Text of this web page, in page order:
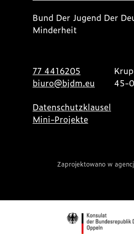
Bund Der Jugend Der
Minderheit
77 4416205
biuro@bjdm.eu
45-
Datenschutzklausel
Mini-Projekte
Zaprojektowano w